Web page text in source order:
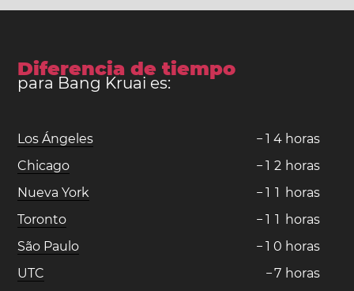
Diferencia de tiempo
para Bang Kruai es:
Los Ángeles − 1 4 horas
Chicago
− 1 2 horas
Nueva York
− 1 1 horas
Toronto
− 1 1 horas
São Paulo
− 1 0 horas
UTC
−7 horas